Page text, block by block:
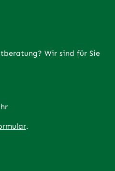
Wir sind für Sie
.